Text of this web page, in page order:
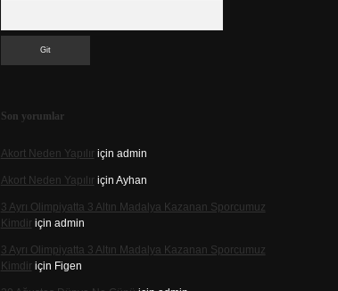
Son yorumlar
Akort Neden Yapılıriçin admin
Akort Neden Yapılıriçin Ayhan
3 Ayrı Olimpiyatta 3 Altın Madalya Kazanan Sporcumuz
Kimdiriçin admin
3 Ayrı Olimpiyatta 3 Altın Madalya Kazanan Sporcumuz
Kimdiriçin Figen